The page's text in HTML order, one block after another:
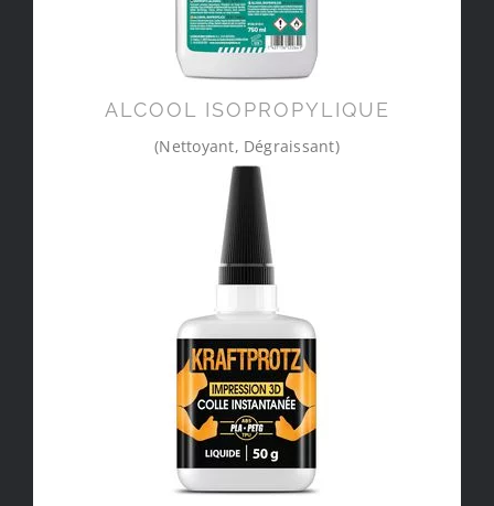
ALCOOL ISOPROPYLIQUE
(Nettoyant, Dégraissant)